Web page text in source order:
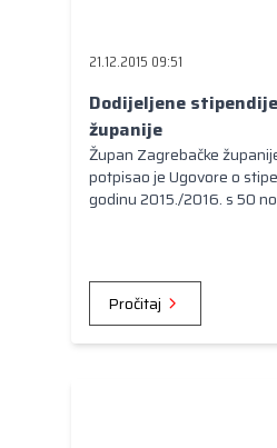
21.12.2015 09:51
Dodijeljene
županije
Župan Zagrebačke
potpisao je Ugovore o
godinu 2015./2016. s 50
Pročitaj